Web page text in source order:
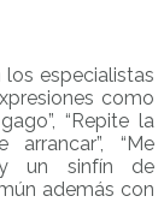
especialistas
como
“Repite la
“Me
y un sinfín de
además con